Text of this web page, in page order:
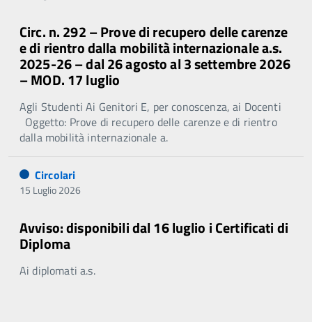
Circ. n. 292 – Prove di recupero delle carenze
e di rientro dalla mobilità internazionale a.s.
2025-26 – dal 26 agosto al 3 settembre 2026
– MOD. 17 luglio
Agli Studenti Ai Genitori E, per conoscenza, ai Docenti
Oggetto: Prove di recupero delle carenze e di rientro
dalla mobilità internazionale a.
Circolari
15 Luglio 2026
Avviso: disponibili dal 16 luglio i Certificati di
Diploma
Ai diplomati a.s.